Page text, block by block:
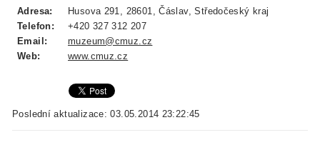
Adresa:
Husova 291, 28601, Čáslav, Středočeský kraj
Telefon:
+420 327 312 207
Email:
muzeum@cmuz.cz
Web:
www.cmuz.cz
Poslední aktualizace: 03.05.2014 23:22:45